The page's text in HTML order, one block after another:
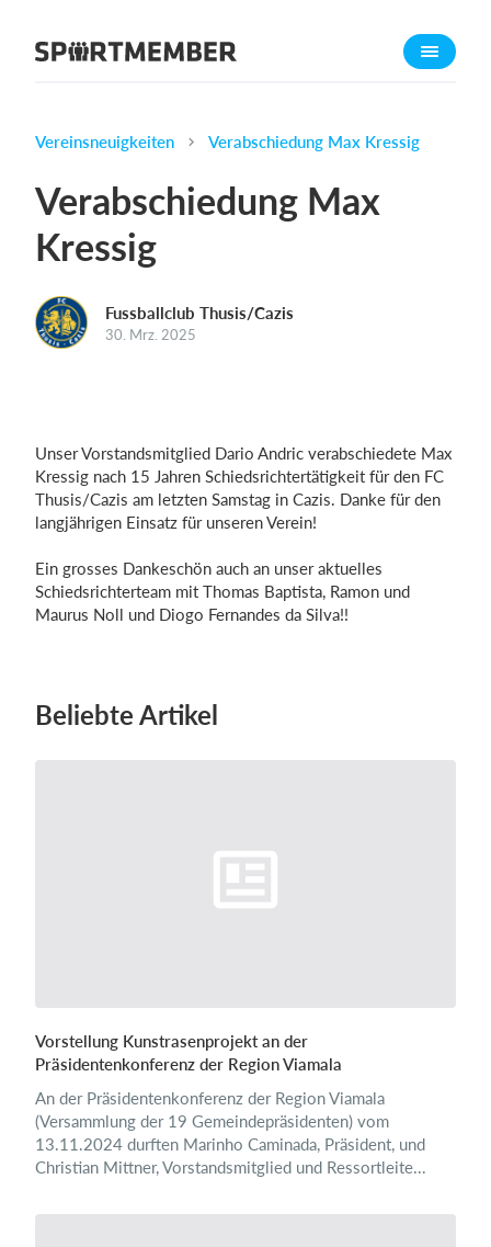
Über SportMember
Funktionen
Trainingsplan
Homepage erstellen
Was kostet es?
Deutsch
Einloggen
Vereinsneuigkeiten Verabschiedung Max Kressig
Verabschiedung Max
Kressig
Fussballclub Thusis/Cazis
30. Mrz. 2025
Unser Vorstandsmitglied Dario Andric verabschiedete Max
Kressig nach 15 Jahren Schiedsrichtertätigkeit für den FC
Thusis/Cazis am letzten Samstag in Cazis. Danke für den
langjährigen Einsatz für unseren Verein!
Ein grosses Dankeschön auch an unser aktuelles
Schiedsrichterteam mit Thomas Baptista, Ramon und
Maurus Noll und Diogo Fernandes da Silva!!
Beliebte Artikel
Vorstellung Kunstrasenprojekt an der
Präsidentenkonferenz der Region Viamala
An der Präsidentenkonferenz der Region Viamala
(Versammlung der 19 Gemeindepräsidenten) vom
13.11.2024 durften Marinho Caminada, Präsident, und
Christian Mittner, Vorstandsmitglied und Ressortleite...